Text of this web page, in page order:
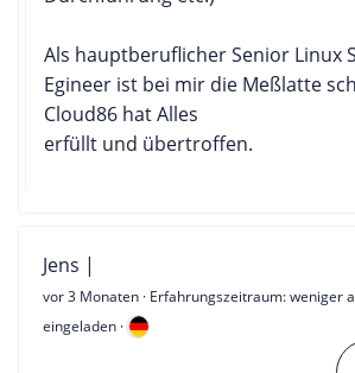
Als hauptberuflicher Senior Linux
Egineer ist bei mir die Meßlatte
Cloud86 hat Alles
erfüllt und übertroffen.
Jens |
vor 3 Monaten · Erfahrungszeitraum: weniger
eingeladen ·